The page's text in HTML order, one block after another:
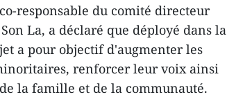
responsable du comité directeur
La, a déclaré que déployé dans la
a pour objectif d'augmenter les
renforcer leur voix ainsi
la famille et de la communauté.